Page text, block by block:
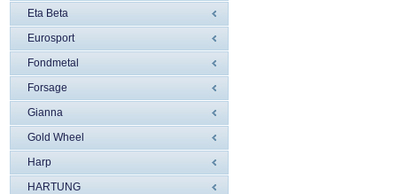
Eta Beta
Eurosport
Fondmetal
Forsage
Gianna
Gold Wheel
Harp
HARTUNG